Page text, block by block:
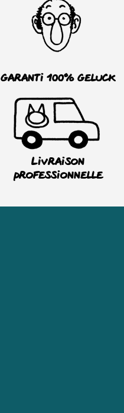
Garanti 100% Geluck
Livraison
professionnelle